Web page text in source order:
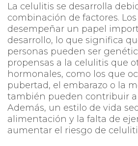
La celulitis se desarrolla
combinación de factores.
desempeñar un papel
desarrollo, lo que significa
personas pueden ser
propensas a la celulitis que
hormonales, como los que
pubertad, el embarazo o la
también pueden contribuir a
Además, un estilo de vida
alimentación y la falta de
aumentar el riesgo de